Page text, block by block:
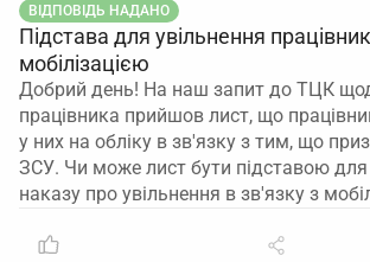
Підсумок: юридично правильний
звільнення й нове прийняття за
власників з повним оформленням
відображенням операцій у звітності,
запису про керівника в ЄДР.
ВІДПОВІДЬ НАДАНО
Підстава для увільнення
мобілізацією
Добрий день! На наш запит до ТЦК
працівника прийшов лист, що
у них на обліку в зв'язку з тим, що
ЗСУ. Чи може лист бути підставою
наказу про увільнення в зв'язку з